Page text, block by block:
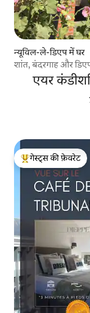
न्यूविल-ले-डिएप में घर
शांत, बंदरगाह और
एयर
गेस्ट्स का टॉप फ़ेवरेट
गेस्ट्स की फ़ेवरेट